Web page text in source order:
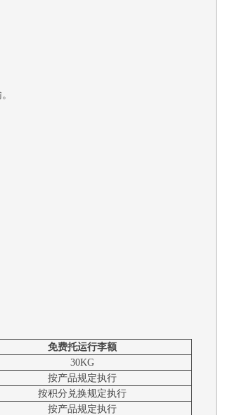
免费托运行李额
30KG
按产品规定执行
按积分兑换规定执行
按产品规定执行